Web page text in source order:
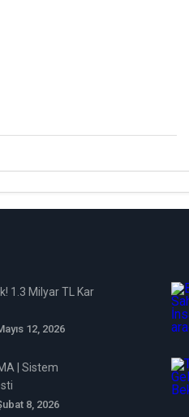
1.3 Milyar TL Kar
12, 2026
| Sistem
8, 2026